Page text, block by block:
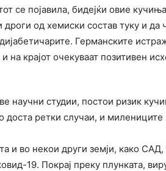
се појавила, бидејќи овие
од хемиски состав туку и да
Германските
на крајот очекуваат позитивен
научни студии, постои ризик
доста ретки случаи, и
и во некои други земји, како
19. Покрај преку плунката,